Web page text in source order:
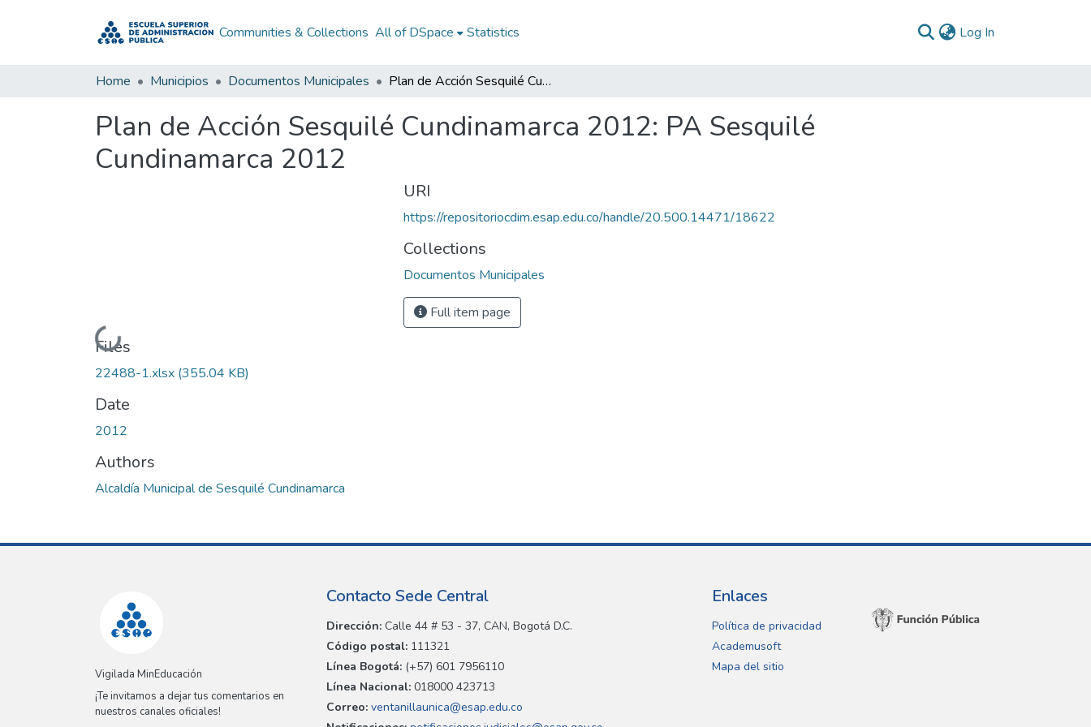
Communities & Collections All of DSpace Statistics Log In
Home Municipios Documentos Municipales Plan de Acción Sesquilé Cundinamarca 2012: PA Sesquilé Cundinamarca 2012
Plan de Acción Sesquilé Cundinamarca 2012: PA Sesquilé
Cundinamarca 2012
Loading...
Files
22488-1.xlsx (355.04 KB)
Date
2012
Authors
Alcaldía Municipal de Sesquilé Cundinamarca
URI
https://repositoriocdim.esap.edu.co/handle/20.500.14471/18622
Collections
Documentos Municipales
Full item page
Vigilada MinEducación
¡Te invitamos a dejar tus comentarios en
nuestros canales oficiales!
Contacto Sede Central
Dirección: Calle 44 # 53 - 37, CAN, Bogotá D.C.
Código postal: 111321
Línea Bogotá: (+57) 601 7956110
Línea Nacional: 018000 423713
Correo: ventanillaunica@esap.edu.co
Enlaces
Política de privacidad
Academusoft
Mapa del sitio